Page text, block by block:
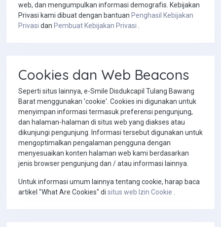
web, dan mengumpulkan informasi demografis. Kebijakan
Privasi kami dibuat dengan bantuan Penghasil Kebijakan
Privasi dan Pembuat Kebijakan Privasi
Cookies dan Web Beacons
Seperti situs lainnya, e-Smile Disdukcapil Tulang Bawang
Barat menggunakan 'cookie'. Cookies ini digunakan untuk
menyimpan informasi termasuk preferensi pengunjung,
dan halaman-halaman di situs web yang diakses atau
dikunjungi pengunjung. Informasi tersebut digunakan untuk
mengoptimalkan pengalaman pengguna dengan
menyesuaikan konten halaman web kami berdasarkan
jenis browser pengunjung dan / atau informasi lainnya.
Untuk informasi umum lainnya tentang cookie, harap baca
artikel "What Are Cookies" di situs web Izin Cookie .